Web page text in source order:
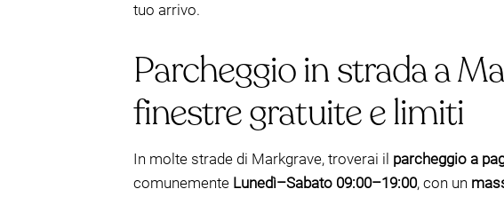
tuo arrivo.
Parcheggio in strada a
finestre gratuite e limiti
In molte strade di Markgrave, troverai il parcheggio a
comunemente Lunedì–Sabato 09:00–19:00, con un